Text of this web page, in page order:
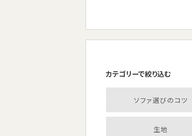
カテゴリーで絞り込む
ソファ選びのコツ
生地